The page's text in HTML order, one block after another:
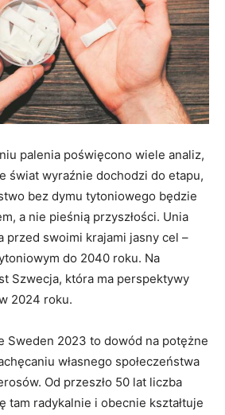
palenia poświęcono wiele analiz,
świat wyraźnie dochodzi do etapu,
bez dymu tytoniowego będzie
a nie pieśnią przyszłości. Unia
przed swoimi krajami jasny cel –
do 2040 roku. Na
Szwecja, która ma perspektywy
2024 roku.
Sweden 2023 to dowód na potężne
własnego społeczeństwa
Od przeszło 50 lat liczba
tam radykalnie i obecnie kształtuje